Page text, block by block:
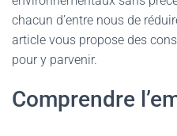
chacun d’entre nous de
article vous propose des
pour y parvenir.
Comprendre